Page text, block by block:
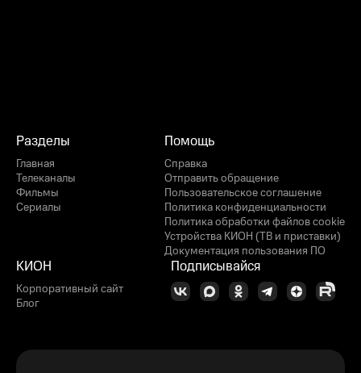
Разделы
Главная
Телеканалы
Фильмы
Сериалы
Помощь
Справка
Отправить обращение
Пользовательское соглашение
Политика конфиденциальности
Политика обработки файлов cookie
Устройства КИОН (ТВ и приставки)
Документация пользования ПО
КИОН
Корпоративный сайт
Блог
Подписывайся